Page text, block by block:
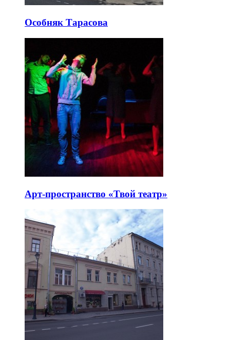
Особняк Тарасова
Арт-пространство «Твой театр»